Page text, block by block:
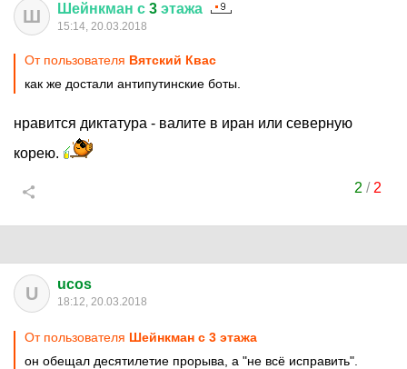
Ш Шейнкман с 3 этажа
15:14, 20.03.2018
От пользователя Вятский Квас
как же достали антипутинские боты.
нравится диктатура - валите в иран или северную
корею.
2 / 2
U ucos
18:12, 20.03.2018
От пользователя Шейнкман c 3 этажа
он обещал десятилетие прорыва, а "не всё исправить".